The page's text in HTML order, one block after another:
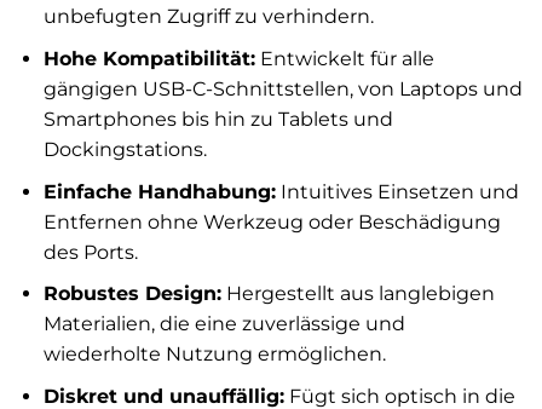
unbefugten Zugriff zu verhindern.
Hohe Kompatibilität:Entwickelt für alle
gängigen USB-C-Schnittstellen, von Laptops und
Smartphones bis hin zu Tablets und
Dockingstations.
Einfache Handhabung:Intuitives Einsetzen und
Entfernen ohne Werkzeug oder Beschädigung
des Ports.
Robustes Design:Hergestellt aus langlebigen
Materialien, die eine zuverlässige und
wiederholte Nutzung ermöglichen.
Diskret und unauffällig:Fügt sich optisch in die